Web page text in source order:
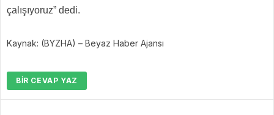
çalışıyoruz” dedi.
Kaynak: (BYZHA) – Beyaz Haber Ajansı
BIR CEVAP YAZ